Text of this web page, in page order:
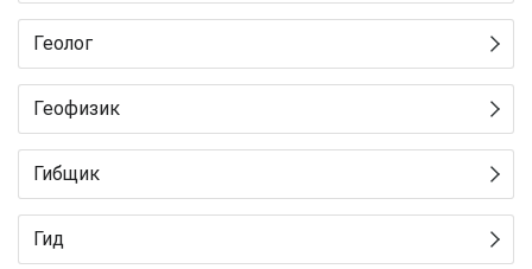
Геолог
Геофизик
Гибщик
Гид